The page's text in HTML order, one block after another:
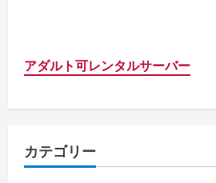
アダルト可レンタルサーバー
カテゴリー